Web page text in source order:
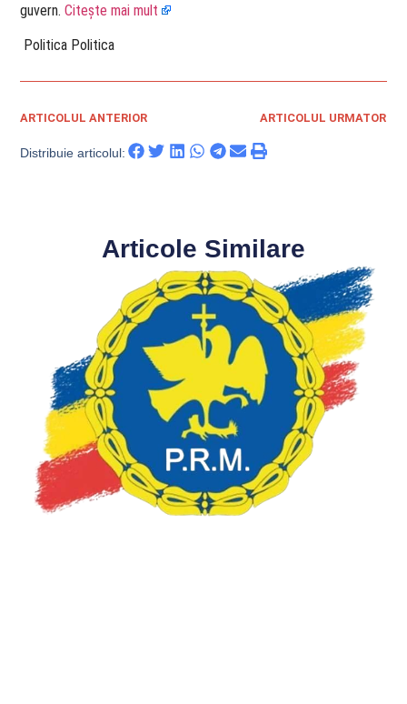
guvern.Citește mai mult
​ Politica Politica
ARTICOLUL ANTERIOR ARTICOLUL URMATOR
Distribuie articolul:
Articole Similare